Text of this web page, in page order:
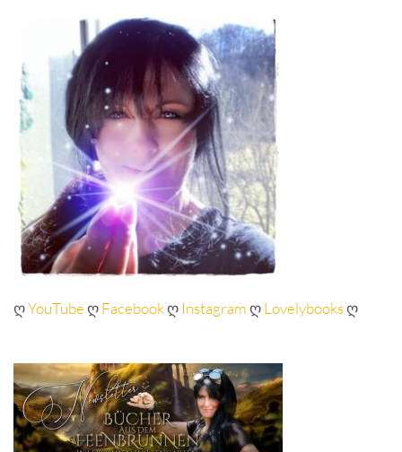
ღYouTubeღFacebookღ InstagramღLovelybooksღ